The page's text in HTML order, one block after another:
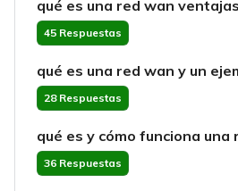
qué es una red wan
45 Respuestas
qué es una red wan y un
28 Respuestas
qué es y cómo funciona una
36 Respuestas